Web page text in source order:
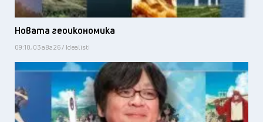
Новата геоикономика
09:10, 03 авг 26 / Idealisti